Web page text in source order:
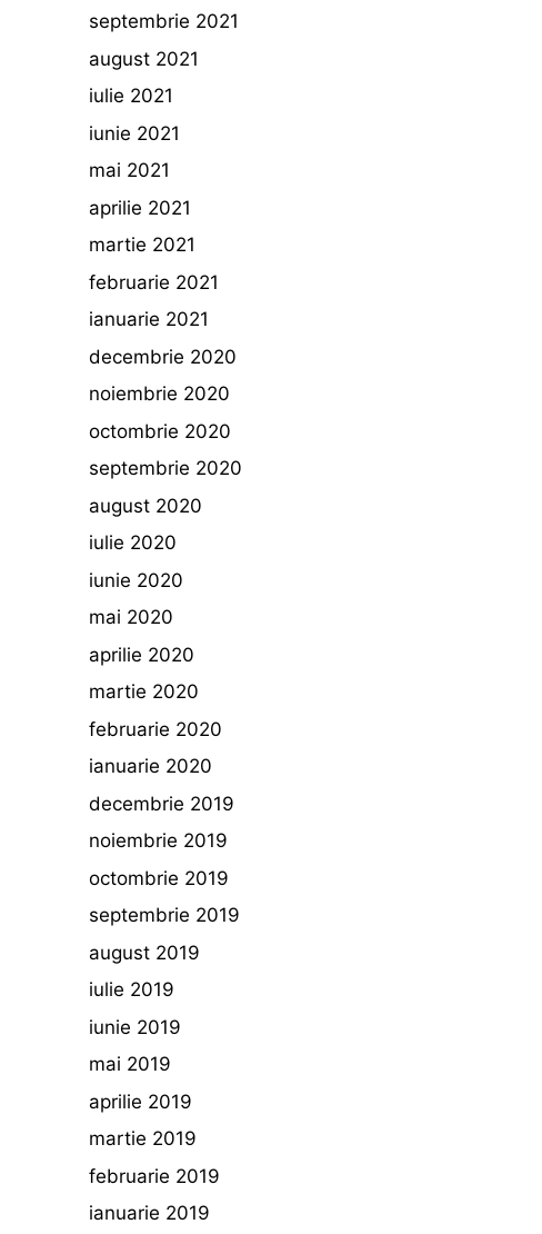
septembrie 2021
august 2021
iulie 2021
iunie 2021
mai 2021
aprilie 2021
martie 2021
februarie 2021
ianuarie 2021
decembrie 2020
noiembrie 2020
octombrie 2020
septembrie 2020
august 2020
iulie 2020
iunie 2020
mai 2020
aprilie 2020
martie 2020
februarie 2020
ianuarie 2020
decembrie 2019
noiembrie 2019
octombrie 2019
septembrie 2019
august 2019
iulie 2019
iunie 2019
mai 2019
aprilie 2019
martie 2019
februarie 2019
ianuarie 2019